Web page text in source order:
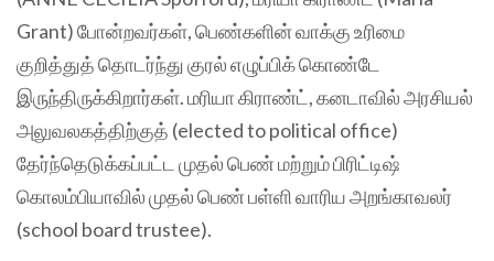
Grant) போன்றவர்கள், பெண்களின் வாக்கு உரிமை
குறித்துத் தொடர்ந்து குரல் எழுப்பிக் கொண்டே
இருந்திருக்கிறார்கள். மரியா கிராண்ட், கனடாவில் அரசியல்
அலுவலகத்திற்குத் (elected to political office)
தேர்ந்தெடுக்கப்பட்ட முதல் பெண் மற்றும் பிரிட்டிஷ்
கொலம்பியாவில் முதல் பெண் பள்ளி வாரிய அறங்காவலர்
(school board trustee).